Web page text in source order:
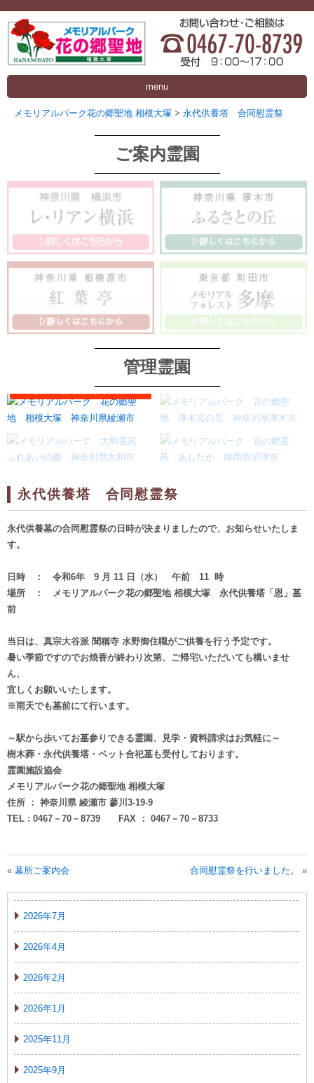
menu
メモリアルパーク花の郷聖地 相模大塚 > 永代供養塔 合同慰霊祭
ご案内霊園
管理霊園
永代供養塔 合同慰霊祭
永代供養墓の合同慰霊祭の日時が決まりましたので、お知らせいたしま
す。
日時 ： 令和6年 9 月 11 日（水） 午前 11 時
場所 ： メモリアルパーク花の郷聖地 相模大塚 永代供養塔「恩」墓
前
当日は、真宗大谷派 聞稱寺 水野御住職がご供養を行う予定です。
暑い季節ですのでお焼香が終わり次第、ご帰宅いただいても構いませ
ん、
宜しくお願いいたします。
※雨天でも墓前にて行います。
～駅から歩いてお墓参りできる霊園、見学・資料請求はお気軽に～
樹木葬・永代供養塔・ペット合祀墓も受付しております。
霊園施設協会
メモリアルパーク花の郷聖地 相模大塚
住所 ： 神奈川県 綾瀬市 蓼川3-19-9
TEL : 0467－70－8739 FAX ： 0467－70－8733
« 墓所ご案内会 合同慰霊祭を行いました。 »
2026年7月
2026年4月
2026年2月
2026年1月
2025年11月
2025年9月